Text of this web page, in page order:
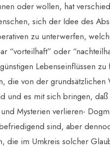
oder wollen, hat
sich der Idee des
zu unterwerfen,
“vorteilhaft” oder
Lebenseinflüssen
die von der grundsätzlichen
und es mit sich bringen,
Mysterien verlieren-
sind, aber
die im Umkreis solcher